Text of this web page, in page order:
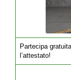
Partecipa
l’attestato!